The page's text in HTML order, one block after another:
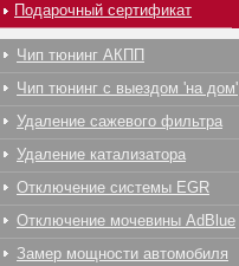
Подарочный сертификат
Чип тюнинг АКПП
Чип тюнинг с выездом 'на дом'
Удаление сажевого фильтра
Удаление катализатора
Отключение системы EGR
Отключение мочевины AdBlue
Замер мощности автомобиля